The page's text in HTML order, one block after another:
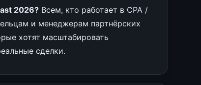
2026? Всем, кто работает в CPA /
и менеджерам партнёрских
хотят масштабировать
сделки.